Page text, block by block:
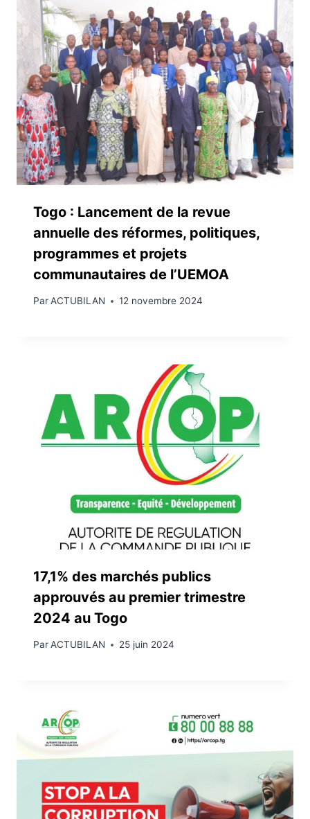
Togo : Lancement de la revue
annuelle des réformes, politiques,
programmes et projets
communautaires de l’UEMOA
ParACTUBILAN 12 novembre 2024
17,1% des marchés publics
approuvés au premier trimestre
2024 au Togo
ParACTUBILAN 25 juin 2024